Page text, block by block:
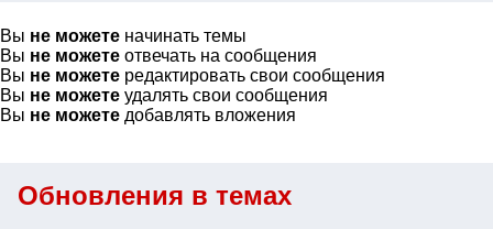
Обновления в темах
Вы не можете начинать темы
Вы не можете отвечать на сообщения
Вы не можете редактировать свои сообщения
Вы не можете удалять свои сообщения
Вы не можете добавлять вложения